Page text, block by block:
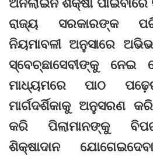
ରାଜ୍ୟ ସରକାରଙ୍କ
ନିୟମାବଳୀ ଅନୁସାରେ
ସ୍ବେଚ୍ଛାସେବୀଙ୍କୁ
ମାଧ୍ୟମରେ ପାଠ
ମାର୍ଗଦର୍ଶିକାକୁ ଅନୁସରଣ
କରି ପିଲାମାନଙ୍କୁ
ଶିକ୍ଷାଦାନ